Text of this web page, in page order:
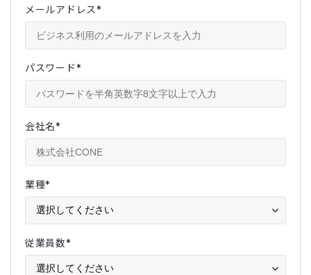
メールアドレス*
パスワード*
会社名*
業種*
従業員数*